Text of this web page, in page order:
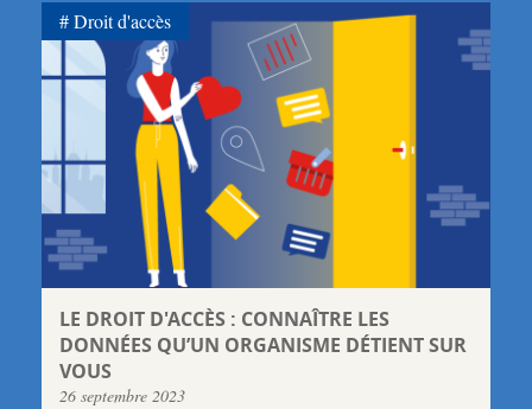
LE DROIT D'ACCÈS : CONNAÎTRE LES
DONNÉES QU’UN ORGANISME DÉTIENT SUR
VOUS
26 septembre 2023
Droit d'accès